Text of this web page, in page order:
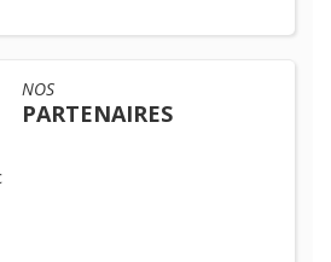
NOS
PARTENAIRES